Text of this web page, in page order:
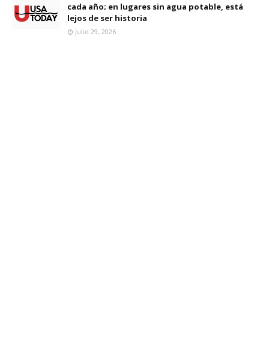
cada año; en lugares sin agua potable, está
lejos de ser historia
Julio 29, 2026